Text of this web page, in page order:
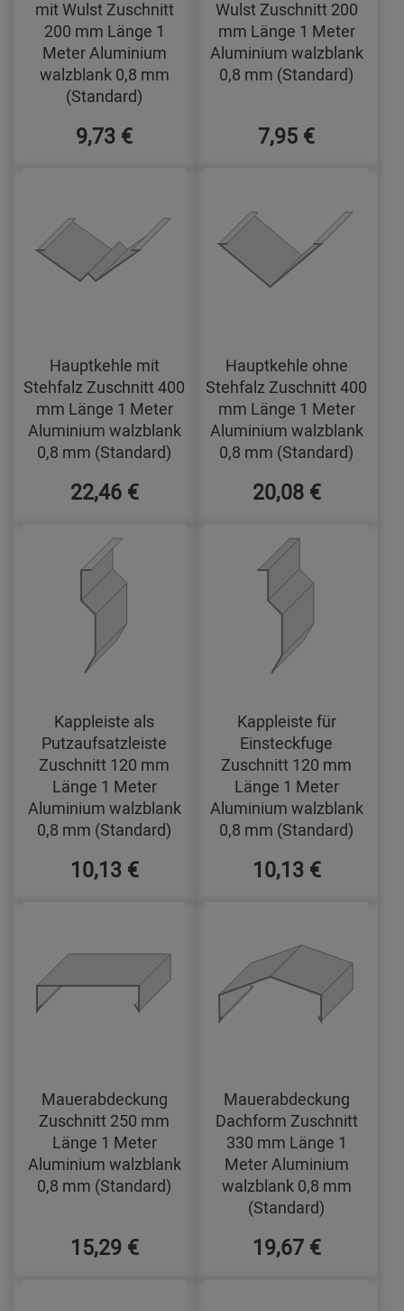
mit Wulst Zuschnitt
200 mm Länge 1
Meter Aluminium
walzblank 0,8 mm
(Standard)
9,73 €
Wulst Zuschnitt 200
mm Länge 1 Meter
Aluminium walzblank
0,8 mm (Standard)
7,95 €
Hauptkehle mit
Stehfalz Zuschnitt 400
mm Länge 1 Meter
Aluminium walzblank
0,8 mm (Standard)
22,46 €
Hauptkehle ohne
Stehfalz Zuschnitt 400
mm Länge 1 Meter
Aluminium walzblank
0,8 mm (Standard)
20,08 €
Kappleiste als
Putzaufsatzleiste
Zuschnitt 120 mm
Länge 1 Meter
Aluminium walzblank
0,8 mm (Standard)
10,13 €
Kappleiste für
Einsteckfuge
Zuschnitt 120 mm
Länge 1 Meter
Aluminium walzblank
0,8 mm (Standard)
10,13 €
Mauerabdeckung
Zuschnitt 250 mm
Länge 1 Meter
Aluminium walzblank
0,8 mm (Standard)
15,29 €
Mauerabdeckung
Dachform Zuschnitt
330 mm Länge 1
Meter Aluminium
walzblank 0,8 mm
(Standard)
19,67 €